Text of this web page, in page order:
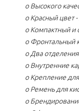
o Высокого
o Красный цвет
o Компактный и
o Фронтальный
o Два отделения
o Внутренние
o Крепление
o Ремень для
o